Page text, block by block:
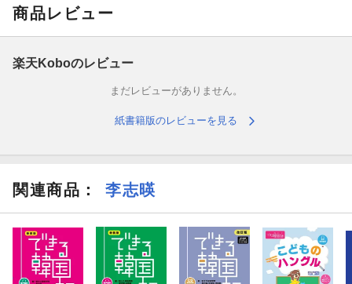
STEP2:会話文による学習
ように、
文章や聞き取り、会話などの様々な活動を取り入れてあります。
●韓国の文化や習慣に関する話題を多く取り入れ、韓国社会につい
●付録に必須文型100種のまとめを掲載。
●ハングル検定や、韓国語能力検定などを目指す方にもお薦め!
※電子書籍版では、CDは付かず、音声配信となっております。
商品レビュー
楽天Koboのレビュー
まだレビューがありません。
紙書籍版のレビューを見る
関連商品 ： 李志暎